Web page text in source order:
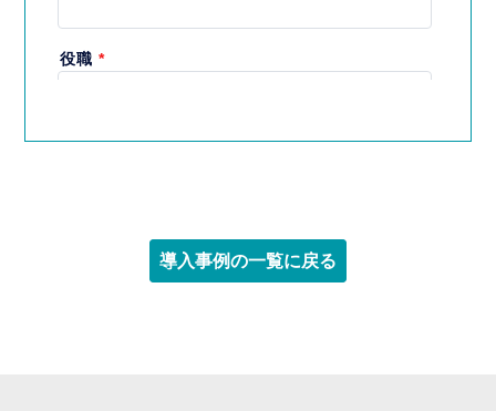
導入事例の一覧に戻る